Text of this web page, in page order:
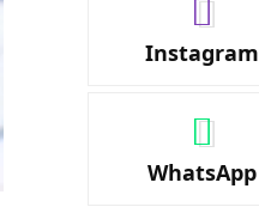
Instagram
WhatsApp